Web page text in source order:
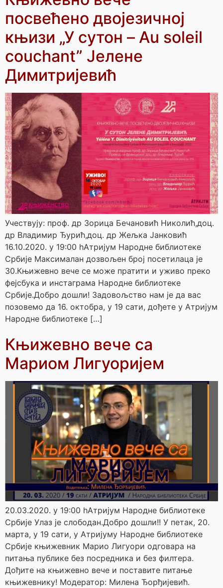
посвећено двојезичној
књизи „У сутон – Au soleil
couchant” Јелене
Димитријевић
Учествују: проф. др Зорица Бечановић Николић,доц.
др Владимир Ђурић,доц. др Жељка Јанковић
16.10.2020. у 19:00 hАтријум Народне библиотеке
Србије Максималан дозвољен број посетилаца је
30.Књижевно вече се може пратити и уживо преко
фејсбука и инстаграма Народне библиотеке
Србије.Добро дошли! Задовољство нам је да вас
позовемо да 16. октобра, у 19 сати, дођете у Атријум
Народне библиотеке […]
Књижевно вече са
Мариом Лигуоријем
20.03.2020. у 19:00 hАтријум Народне библиотеке
Србије Улаз је слободан.Добро дошли!! У петак, 20.
марта, у 19 сати, у Атријуму Народне библиотеке
Србије књижевник Марио Лигуори одговара на
питања публике без посредника и без филтера.
Дођите на књижевно вече и поставите питање
књижевнику! Модератор: Милена Ђорђијевић.